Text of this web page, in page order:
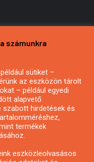
számunkra
sütiket –
az eszközön tárolt
– például egyedi
alapvető
hirdetések és
termékek
eszközleolvasásos